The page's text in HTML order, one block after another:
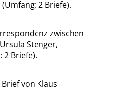
2 Briefe).
zwischen
Stenger,
2 Briefe).
Brief von Klaus